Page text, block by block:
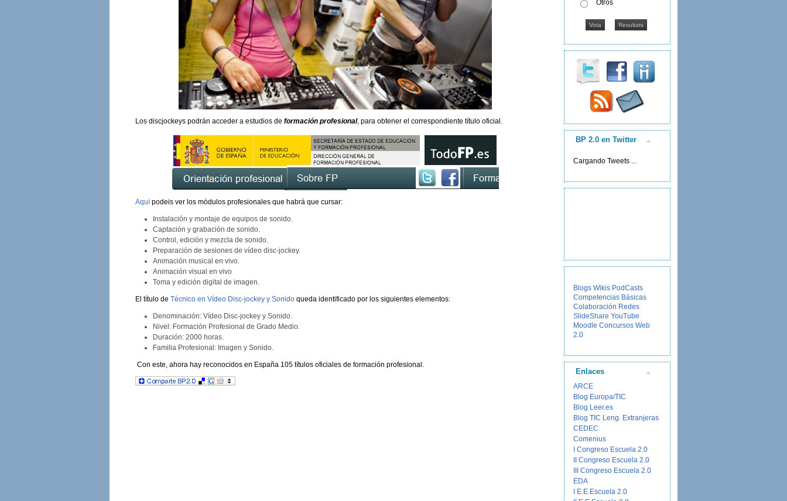
Los discjockeys podrán acceder a estudios de formación profesional, para obtener el correspondiente título oficial.
Aquí podeis ver los módulos profesionales que habrá que cursar:
Instalación y montaje de equipos de sonido.
Captación y grabación de sonido.
Control, edición y mezcla de sonido.
Preparación de sesiones de vídeo disc-jockey.
Animación musical en vivo.
Animación visual en vivo
Toma y edición digital de imagen.
El título de Técnico en Vídeo Disc-jockey y Sonidoqueda identificado por los siguientes elementos:
Denominación: Vídeo Disc-jockey y Sonido.
Nivel: Formación Profesional de Grado Medio.
Duración: 2000 horas.
Familia Profesional: Imagen y Sonido.
Con este, ahora hay reconocidos en España 105 títulos oficiales de formación profesional.
Otros
BP 2.0 en Twitter
Cargando Tweets ...
Blogs Wikis PodCasts
Competencias Básicas
Colaboración Redes
SlideShare YouTube
Moodle Concursos Web
2.0
Enlaces
ARCE
Blog Europa/TIC
Blog Leer.es
Blog TIC Leng. Extranjeras
CEDEC
Comenius
I Congreso Escuela 2.0
II Congreso Escuela 2.0
III Congreso Escuela 2.0
EDA
I E.E.Escuela 2.0